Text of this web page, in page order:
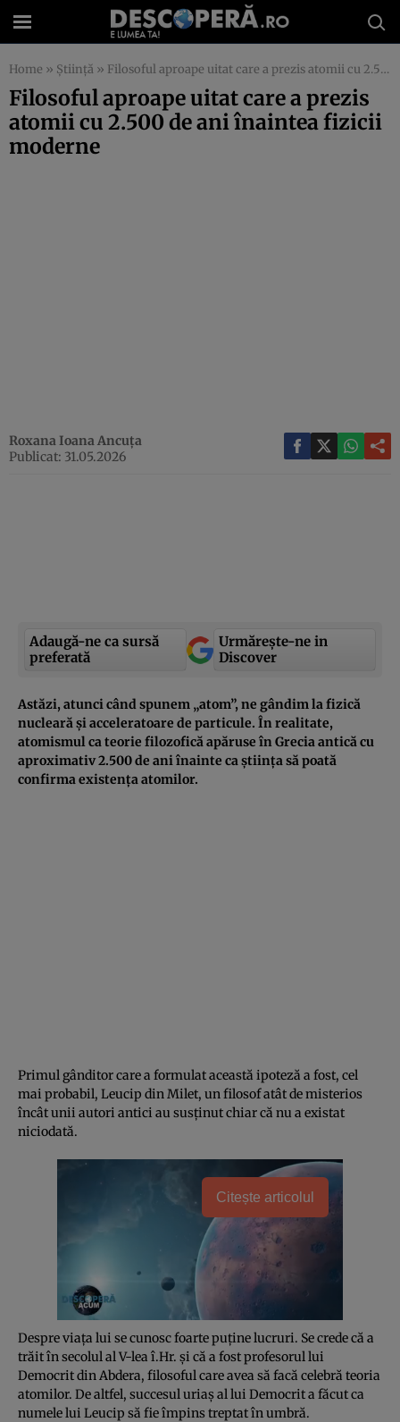
Home » Știință » Filosoful aproape uitat care a prezis atomii cu 2.500 de ani înaintea fizicii moderne
Filosoful aproape uitat care a prezis
atomii cu 2.500 de ani înaintea fizicii
moderne
Roxana Ioana Ancuța
Publicat: 31.05.2026
Adaugă-ne ca sursă
preferată
Urmărește-ne in
Discover
Astăzi, atunci când spunem „atom”, ne gândim la fizică
nucleară și acceleratoare de particule. În realitate,
atomismul ca teorie filozofică apăruse în Grecia antică cu
aproximativ 2.500 de ani înainte ca știința să poată
confirma existența atomilor.
Primul gânditor care a formulat această ipoteză a fost, cel
mai probabil, Leucip din Milet, un filosof atât de misterios
încât unii autori antici au susținut chiar că nu a existat
niciodată.
Citește articolul
Despre viața lui se cunosc foarte puține lucruri. Se crede că a
trăit în secolul al V-lea î.Hr. și că a fost profesorul lui
Democrit din Abdera, filosoful care avea să facă celebră teoria
atomilor. De altfel, succesul uriaș al lui Democrit a făcut ca
numele lui Leucip să fie împins treptat în umbră.